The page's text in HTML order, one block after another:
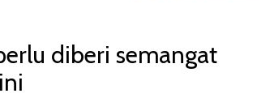
diberi semangat